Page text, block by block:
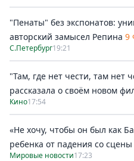
"Пенаты" без экспонатов:
авторский замысел Репина 9
С.Петербург19:21
"Там, где нет чести, там нет
рассказала о своём новом
Кино17:54
«Не хочу, чтобы он был как
ребенка от падения со
Мировые новости17:23